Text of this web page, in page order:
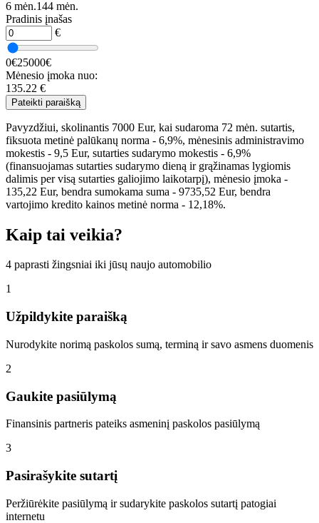
6 mėn.144 mėn.
Pradinis įnašas
€
0€25000€
Mėnesio įmoka nuo:
135.22 €
Pateikti paraišką
Pavyzdžiui, skolinantis 7000 Eur, kai sudaroma 72 mėn. sutartis,
fiksuota metinė palūkanų norma - 6,9%, mėnesinis administravimo
mokestis - 9,5 Eur, sutarties sudarymo mokestis - 6,9%
(finansuojamas sutarties sudarymo dieną ir grąžinamas lygiomis
dalimis per visą sutarties galiojimo laikotarpį), mėnesio įmoka -
135,22 Eur, bendra sumokama suma - 9735,52 Eur, bendra
vartojimo kredito kainos metinė norma - 12,18%.
Kaip tai veikia?
4 paprasti žingsniai iki jūsų naujo automobilio
1
Užpildykite paraišką
Nurodykite norimą paskolos sumą, terminą ir savo asmens duomenis
2
Gaukite pasiūlymą
Finansinis partneris pateiks asmeninį paskolos pasiūlymą
3
Pasirašykite sutartį
Peržiūrėkite pasiūlymą ir sudarykite paskolos sutartį patogiai
internetu